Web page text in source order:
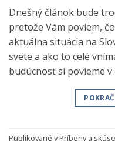
Dnešný článok bude
pretože Vám poviem,
aktuálna situácia na
svete a ako to celé
budúcnosť si povieme
Publikované vPríbehy a